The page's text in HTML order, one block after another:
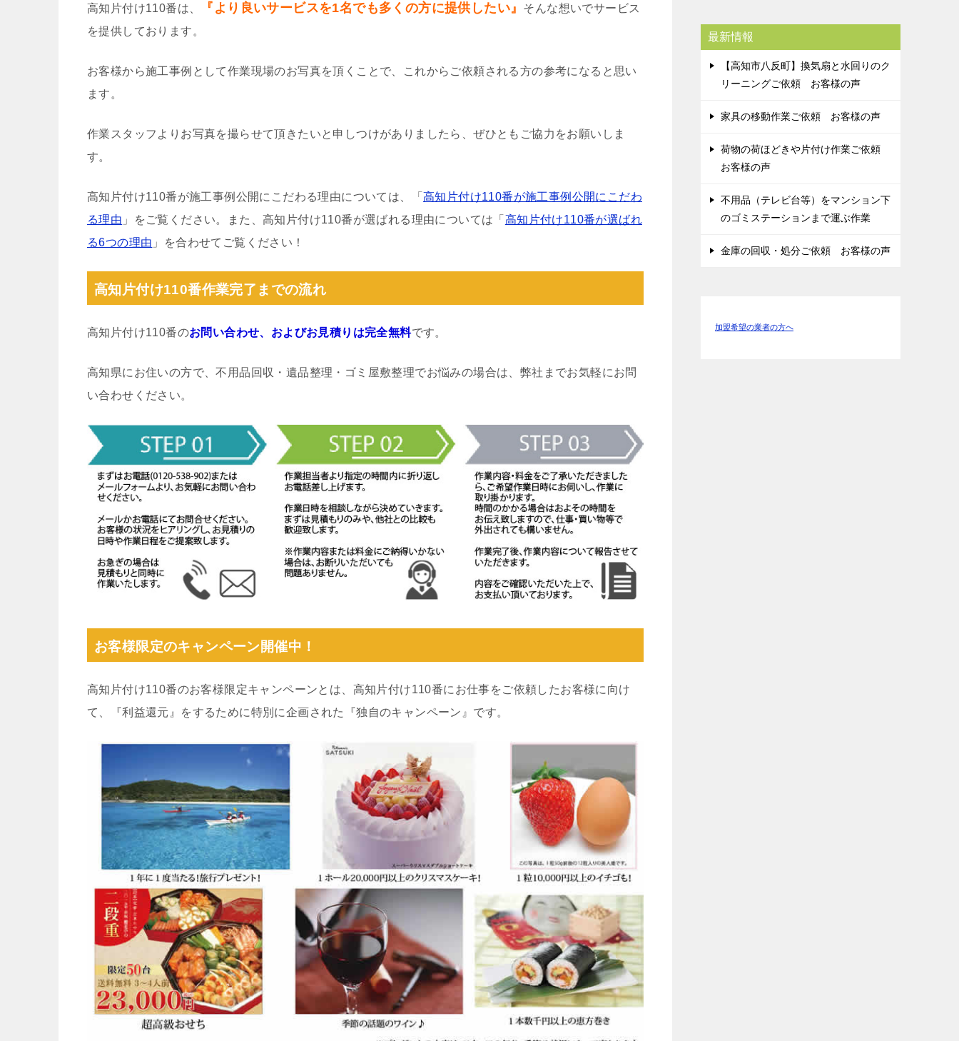
高知片付け110番は、 『より良いサービスを1名でも多くの方に提供したい』
そんな想いでサービス
を提供しております。
お客様から施工事例として作業現場のお写真を頂くことで、これからご依頼される方の参考になると思い
ます。
作業スタッフよりお写真を撮らせて頂きたいと申しつけがありましたら、ぜひともご協力をお願いしま
す。
高知片付け110番が施工事例公開にこだわる理由については、「 高知片付け110番が施工事例公開にこだわ
る理由 」をご覧ください。また、高知片付け110番が選ばれる理由については「 高知片付け110番が選ばれ
る6つの理由 」を合わせてご覧ください！
高知片付け110番作業完了までの流れ
高知片付け110番のお問い合わせ、およびお見積りは完全無料です。
高知県にお住いの方で、不用品回収・遺品整理・ゴミ屋敷整理でお悩みの場合は、弊社までお気軽にお問
い合わせください。
お客様限定のキャンペーン開催中！
高知片付け110番のお客様限定キャンペーンとは、高知片付け110番にお仕事をご依頼したお客様に向け
て、『利益還元』をするために特別に企画された『独自のキャンペーン』です。
最新情報
【高知市八反町】換気扇と水回りのク
リーニングご依頼 お客様の声
家具の移動作業ご依頼 お客様の声
荷物の荷ほどきや片付け作業ご依頼
お客様の声
不用品（テレビ台等）をマンション下
のゴミステーションまで運ぶ作業
金庫の回収・処分ご依頼 お客様の声
加盟希望の業者の方へ